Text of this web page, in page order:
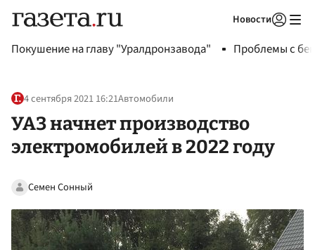
Новости
Покушение на главу "Уралдронзавода" Проблемы с
4 сентября 2021 16:21Автомобили
УАЗ начнет производство
электромобилей в 2022 году
Семен Сонный